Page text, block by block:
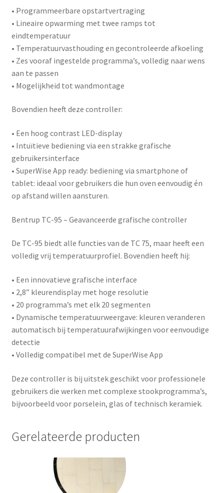
• Programmeerbare opstartvertraging
• Lineaire opwarming met twee ramps tot
eindtemperatuur
• Temperatuurvasthouding en gecontroleerde afkoeling
• Zes vooraf ingestelde programma’s, volledig naar wens
aan te passen
• Mogelijkheid tot wandmontage
Bovendien heeft deze controller:
• Een hoog contrast LED-display
• Intuïtieve bediening via een strakke grafische
gebruikersinterface
• SuperWise App ready: bediening via smartphone of
tablet: ideaal voor gebruikers die hun oven eenvoudig én
op afstand willen aansturen.
Bentrup TC-95 – Geavanceerde grafische controller
De TC-95 biedt alle functies van de TC 75, maar heeft een
volledig vrij temperatuurprofiel. Bovendien heeft hij:
• Een innovatieve grafische interface
• 2,8” kleurendisplay met hoge resolutie
• 20 programma’s met elk 20 segmenten
• Dynamische temperatuurweergave: kleuren veranderen
automatisch bij temperatuurafwijkingen voor eenvoudige
detectie
• Volledig compatibel met de SuperWise App
Deze controller is bij uitstek geschikt voor professionele
gebruikers die werken met complexe stookprogramma’s,
bijvoorbeeld voor porselein, glas of technisch keramiek.
Gerelateerde producten